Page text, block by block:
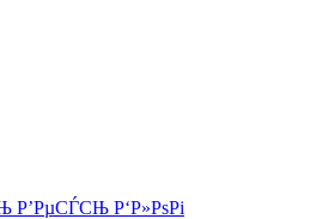
Р’РµСЃСЊ Р‘Р»РѕРі